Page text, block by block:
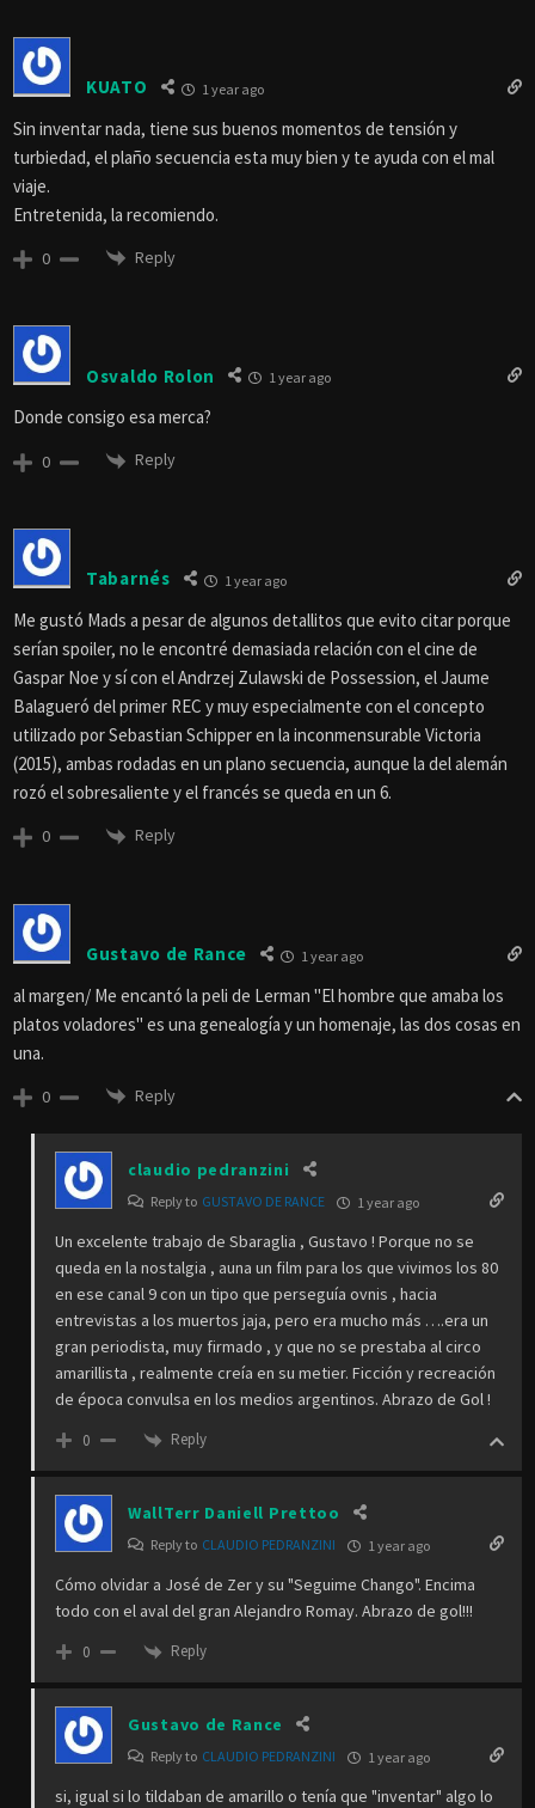
KUATO 1 year ago
Sin inventar nada, tiene sus buenos momentos de tensión y
turbiedad, el plaño secuencia esta muy bien y te ayuda con el mal
viaje.
Entretenida, la recomiendo.
0 Reply
Osvaldo Rolon 1 year ago
Donde consigo esa merca?
0 Reply
Tabarnés 1 year ago
Me gustó Mads a pesar de algunos detallitos que evito citar porque
serían spoiler, no le encontré demasiada relación con el cine de
Gaspar Noe y sí con el Andrzej Zulawski de Possession, el Jaume
Balagueró del primer REC y muy especialmente con el concepto
utilizado por Sebastian Schipper en la inconmensurable Victoria
(2015), ambas rodadas en un plano secuencia, aunque la del alemán
rozó el sobresaliente y el francés se queda en un 6.
0 Reply
Gustavo de Rance 1 year ago
al margen/ Me encantó la peli de Lerman "El hombre que amaba los
platos voladores" es una genealogía y un homenaje, las dos cosas en
una.
0 Reply
claudio pedranzini
Reply to GUSTAVO DE RANCE 1 year ago
Un excelente trabajo de Sbaraglia , Gustavo ! Porque no se
queda en la nostalgia , auna un film para los que vivimos los 80
en ese canal 9 con un tipo que perseguía ovnis , hacia
entrevistas a los muertos jaja, pero era mucho más ….era un
gran periodista, muy firmado , y que no se prestaba al circo
amarillista , realmente creía en su metier. Ficción y recreación
de época convulsa en los medios argentinos. Abrazo de Gol !
0 Reply
WallTerr Daniell Prettoo
Reply to CLAUDIO PEDRANZINI 1 year ago
Cómo olvidar a José de Zer y su "Seguime Chango". Encima
todo con el aval del gran Alejandro Romay. Abrazo de gol!!!
0 Reply
Gustavo de Rance
Reply to CLAUDIO PEDRANZINI 1 year ago
si, igual si lo tildaban de amarillo o tenía que "inventar" algo lo